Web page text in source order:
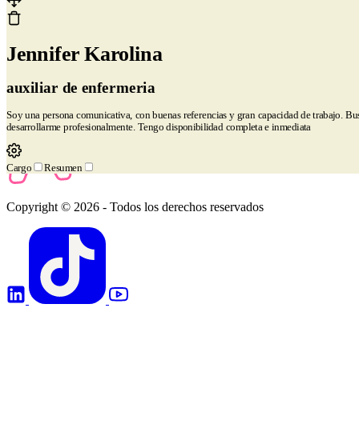
Jennifer Karolina
auxiliar de enfermeria
Soy una persona comunicativa, con buenas referencias y gran capacidad de trabajo.
desarrollarme profesionalmente. Tengo disponibilidad completa e inmediata
Cargo Resumen
Blog
Copyright © 2026 - Todos los derechos reservados